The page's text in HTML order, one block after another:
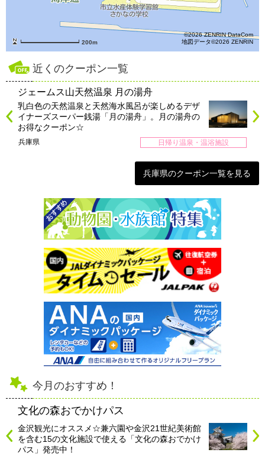
200m
©2026 ZENRIN DataCom
地図データ©2026 ZENRIN
近くのクーポン一覧
ジェームス山天然温泉 月の湯舟
乳白色の天然温泉と天然海水風呂が楽しめるデザ
イナーズスーパー銭湯「月の湯舟」。月の湯舟の
お得なクーポン☆
兵庫県 日帰り温泉・温浴施設
兵庫県のクーポン一覧を見る
今月のおすすめ！
文化の森おでかけパス
金沢観光にオススメ☆兼六園や金沢21世紀美術館
を含む15の文化施設で使える「文化の森おでかけ
パス」発売中！